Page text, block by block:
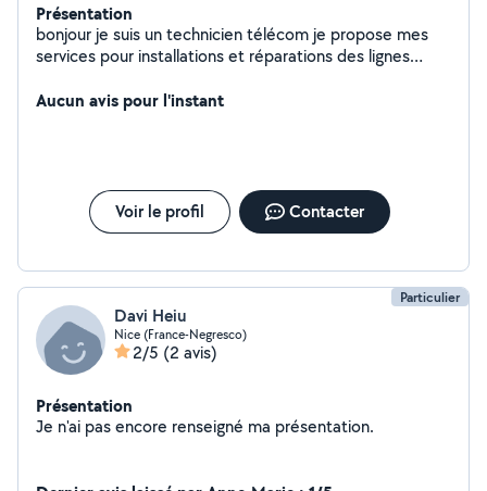
Présentation
bonjour je suis un technicien télécom je propose mes
services pour installations et réparations des lignes
wifi
Aucun avis pour l'instant
Voir le profil Contacter
Particulier
Davi Heiu
Nice (France-Negresco)
2/5 (2 avis)
Présentation
Je n'ai pas encore renseigné ma présentation.